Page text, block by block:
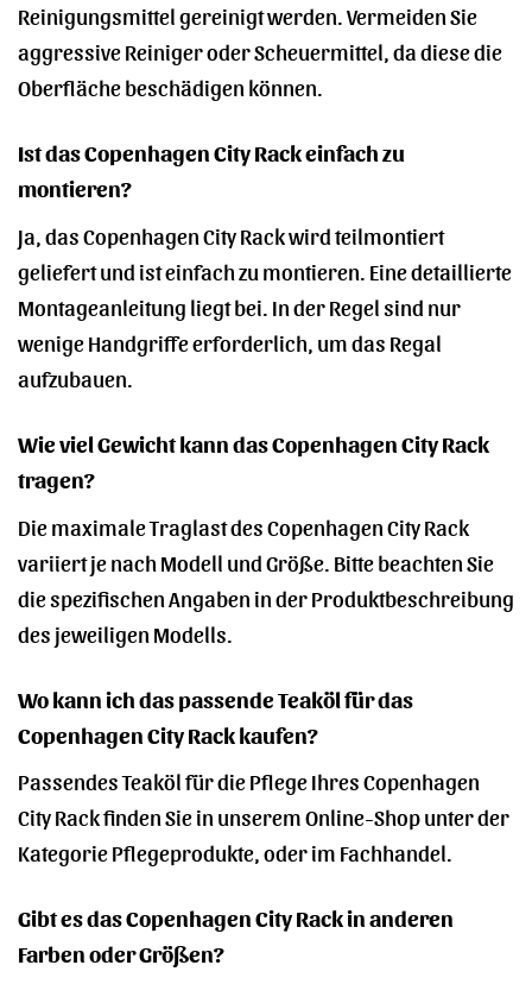
Reinigungsmittel gereinigt werden. Vermeiden Sie
aggressive Reiniger oder Scheuermittel, da diese die
Oberfläche beschädigen können.
Ist das Copenhagen City Rack einfach zu
montieren?
Ja, das Copenhagen City Rack wird teilmontiert
geliefert und ist einfach zu montieren. Eine detaillierte
Montageanleitung liegt bei. In der Regel sind nur
wenige Handgriffe erforderlich, um das Regal
aufzubauen.
Wie viel Gewicht kann das Copenhagen City Rack
tragen?
Die maximale Traglast des Copenhagen City Rack
variiert je nach Modell und Größe. Bitte beachten Sie
die spezifischen Angaben in der Produktbeschreibung
des jeweiligen Modells.
Wo kann ich das passende Teaköl für das
Copenhagen City Rack kaufen?
Passendes Teaköl für die Pflege Ihres Copenhagen
City Rack finden Sie in unserem Online-Shop unter der
Kategorie Pflegeprodukte, oder im Fachhandel.
Gibt es das Copenhagen City Rack in anderen
Farben oder Größen?